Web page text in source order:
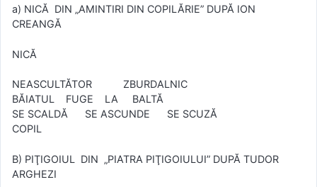
a) NICĂ DIN „AMINTIRI DIN COPILĂRIE” DUPĂ ION
CREANGĂ
NICĂ
NEASCULTĂTOR ZBURDALNIC
BĂIATUL FUGE LA BALTĂ
SE SCALDĂ SE ASCUNDE SE SCUZĂ
COPIL
B) PIŢIGOIUL DIN „PIATRA PIŢIGOIULUI” DUPĂ TUDOR
ARGHEZI